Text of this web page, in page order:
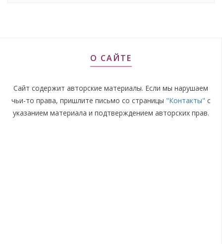
О САЙТЕ
Сайт содержит авторские материалы. Если мы нарушаем
чьи-то права, пришлите письмо со страницы "Контакты" с
указанием материала и подтверждением авторских прав.